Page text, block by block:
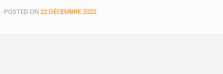
POSTED ON 22 DÉCEMBRE 2022